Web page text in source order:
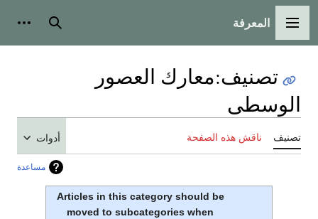
القائمة الرئيسية
المعرفة بحث
تصنيف:معارك العصور
الوسطى
تصنيف ناقش هذه الصفحة أدوات
مساعدة
Articles in this category should be
moved to subcategories when